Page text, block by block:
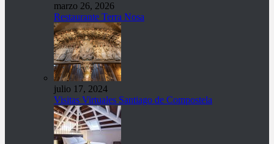
marzo 26, 2026
Restaurante Terra Nosa
julio 17, 2024
Visitas Virtuales Santiago de Compostela